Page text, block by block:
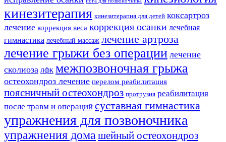
кинезитерапия кинезитерапия для детей коксартроз
лечение коррекция веса коррекция осанки лечебная
гимнастика лечебный массаж лечение артроза
лечение грыжи без операции лечение
сколиоза лфк межпозвоночная грыжа
остеохондроз лечение перелом реабилитация
поясничный остеохондроз протрузия реабилитация
после травм и операций суставная гимнастика
упражнения для позвоночника
упражнения дома шейный остеохондроз